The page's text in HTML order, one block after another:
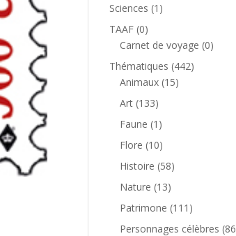
Sciences 1 1
TAAF 00
produit
Carnet de voyage 00
Thématiques 442442
Animaux 1515
Art 133133
produits
Faune 1 1
produit
Flore 1010
produits
Histoire 5858
Nature 1313
produits
Patrimone 111 111
produits
Personnages célèbres 86